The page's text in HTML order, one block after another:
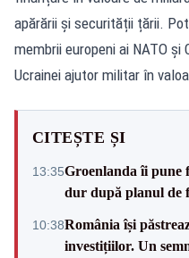
apărării și securității țării.
membrii europeni ai NATO și
Ucrainei ajutor militar în
CITEȘTE ȘI
13:35Groenlanda îi pune
dur după planul de
10:38România își
investițiilor. Un